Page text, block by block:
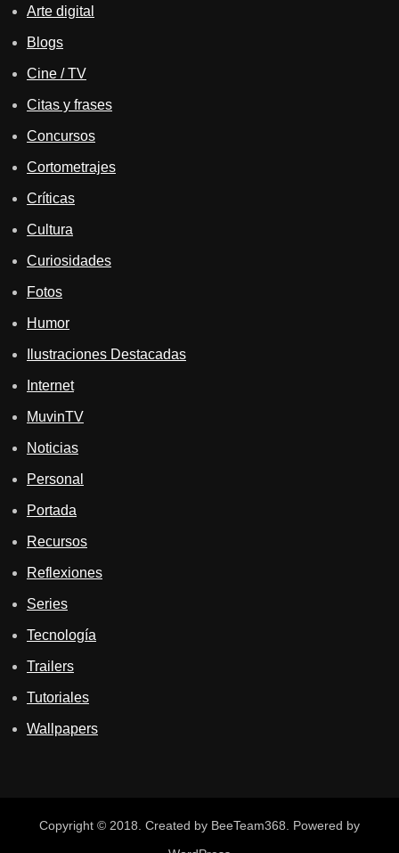
Arte digital
Blogs
Cine / TV
Citas y frases
Concursos
Cortometrajes
Críticas
Cultura
Curiosidades
Fotos
Humor
Ilustraciones Destacadas
Internet
MuvinTV
Noticias
Personal
Portada
Recursos
Reflexiones
Series
Tecnología
Trailers
Tutoriales
Wallpapers
Copyright © 2018. Created by BeeTeam368. Powered by